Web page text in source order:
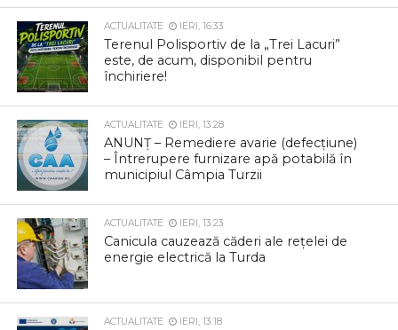
ACTUALITATE IERI, 16:33
Terenul Polisportiv de la „Trei Lacuri”
este, de acum, disponibil pentru
închiriere!
ACTUALITATE IERI, 13:28
ANUNȚ – Remediere avarie (defecțiune)
– Întrerupere furnizare apă potabilă în
municipiul Câmpia Turzii
ACTUALITATE IERI, 13:23
Canicula cauzează căderi ale rețelei de
energie electrică la Turda
ACTUALITATE IERI, 13:18